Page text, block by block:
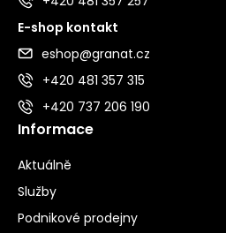
E-shop kontakt
eshop@granat.cz
+420 481 357 315
+420 737 206 190
Informace
Aktuálně
Služby
Podnikové prodejny